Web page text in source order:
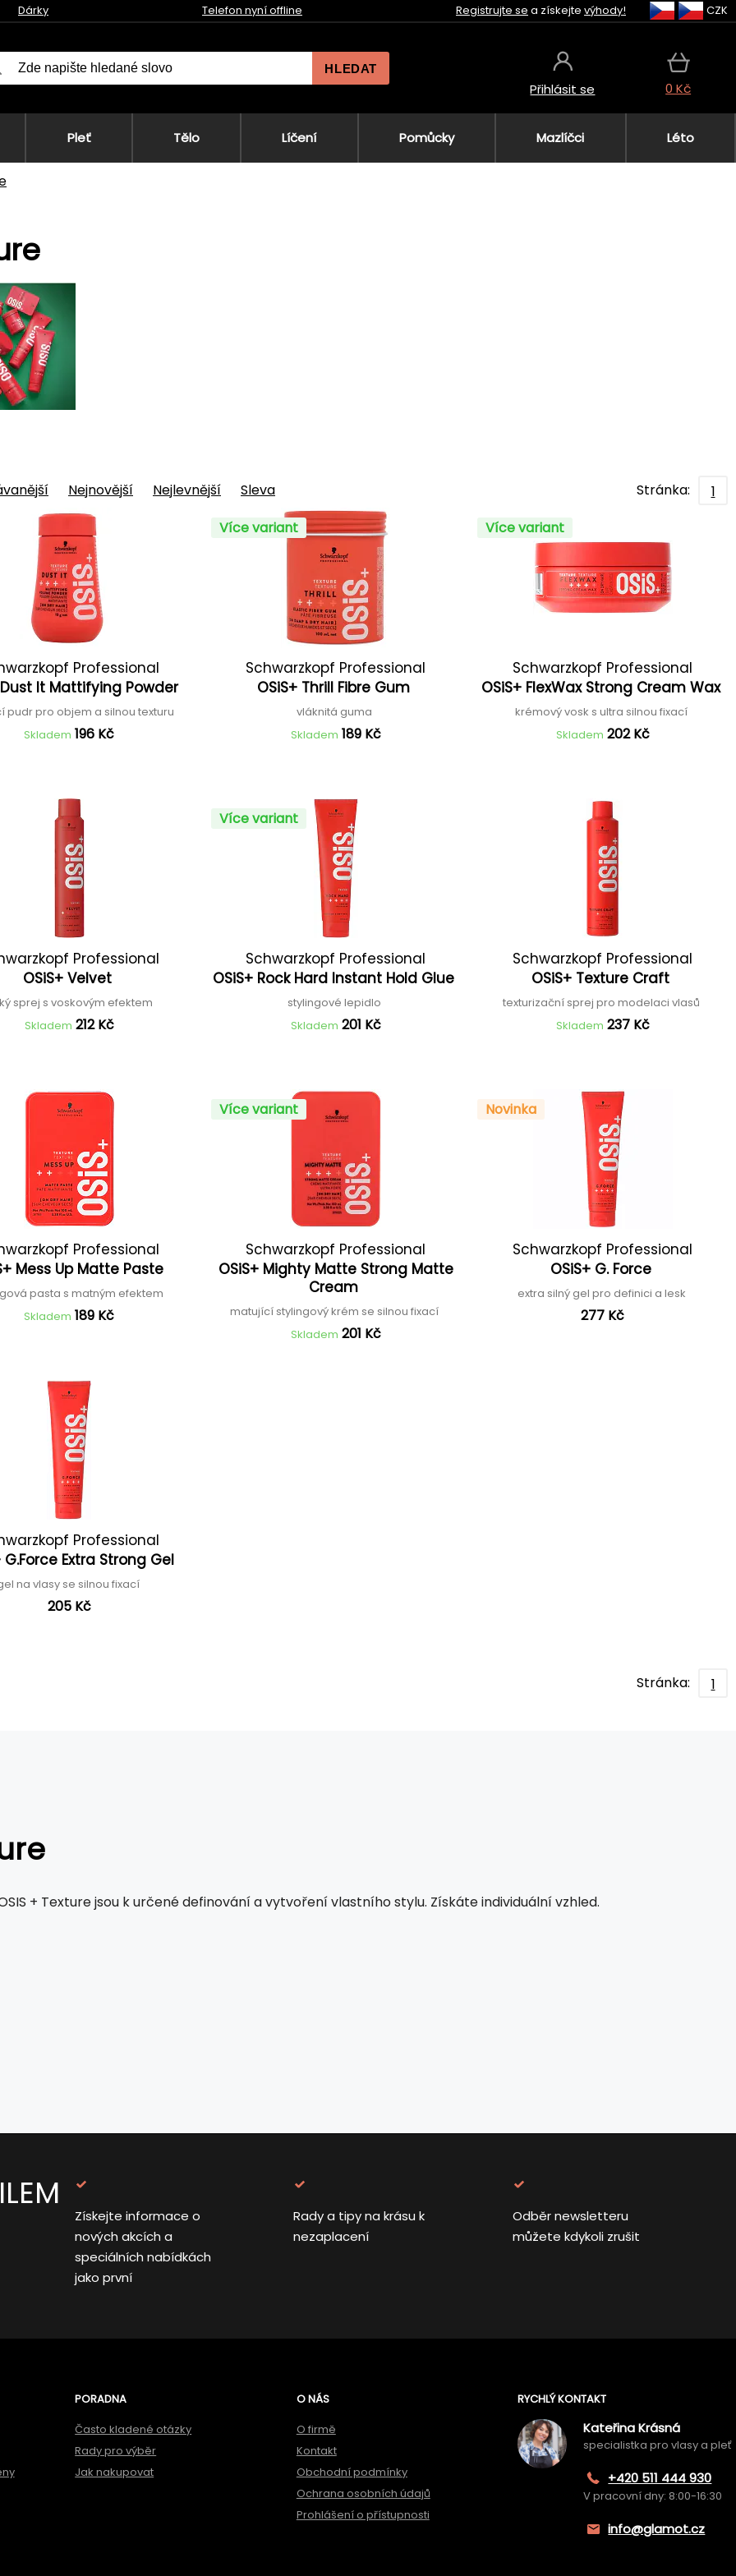
Dárky Telefon nyní offline Registrujte se a získejte výhody! CZK
HLEDAT
Přihlásit se 0 Kč
Pleť Tělo Líčení Pomůcky Mazlíčci Léto
Nejnovější Nejlevnější Sleva Stránka: 1
Professional
Dust It Mattifying Powder
pudr pro objem a silnou texturu
Skladem 196 Kč
Více variant
Schwarzkopf Professional
OSiS+ Thrill Fibre Gum
vláknitá guma
Skladem 189 Kč
Více variant
Schwarzkopf Professional
OSiS+ FlexWax Strong Cream Wax
krémový vosk s ultra silnou fixací
Skladem 202 Kč
Professional
OSiS+ Velvet
sprej s voskovým efektem
Skladem 212 Kč
Více variant
Schwarzkopf Professional
OSiS+ Rock Hard Instant Hold Glue
stylingové lepidlo
Skladem 201 Kč
Schwarzkopf Professional
OSiS+ Texture Craft
texturizační sprej pro modelaci vlasů
Skladem 237 Kč
Professional
Mess Up Matte Paste
pasta s matným efektem
Skladem 189 Kč
Více variant
Schwarzkopf Professional
OSiS+ Mighty Matte Strong Matte
Cream
matující stylingový krém se silnou fixací
Skladem 201 Kč
Novinka
Schwarzkopf Professional
OSiS+ G. Force
extra silný gel pro definici a lesk
277 Kč
Professional
G.Force Extra Strong Gel
na vlasy se silnou fixací
205 Kč
Stránka: 1
+ Texture jsou k určené definování a vytvoření vlastního stylu. Získáte individuální vzhled.
Získejte informace o
nových akcích a
speciálních nabídkách
jako první
Rady a tipy na krásu k
nezaplacení
Odběr newsletteru
můžete kdykoli zrušit
PORADNA
Často kladené otázky
Rady pro výběr
Jak nakupovat
O NÁS
O firmě
Kontakt
Obchodní podmínky
Ochrana osobních údajů
Prohlášení o přístupnosti
RYCHLÝ KONTAKT
Kateřina Krásná
specialistka pro vlasy a pleť
+420 511 444 930
V pracovní dny: 8:00-16:30
info@glamot.cz